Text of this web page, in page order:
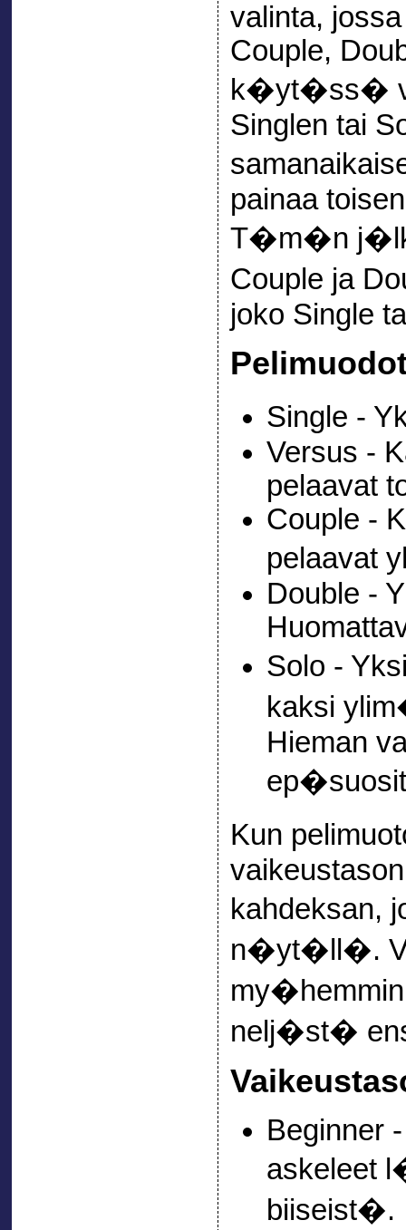
valinta,
Couple,
k�yt�ss�
Singlen tai
painaa
T�m�n
Couple ja
joko Single
Single -
Versus -
pelaavat
Couple -
pelaavat
Double -
Solo -
kaksi
Hieman
Kun
kahdeksan,
n�yt�ll�.
my�hemmin
nelj�st�
Beginner
askeleet
biiseist�.